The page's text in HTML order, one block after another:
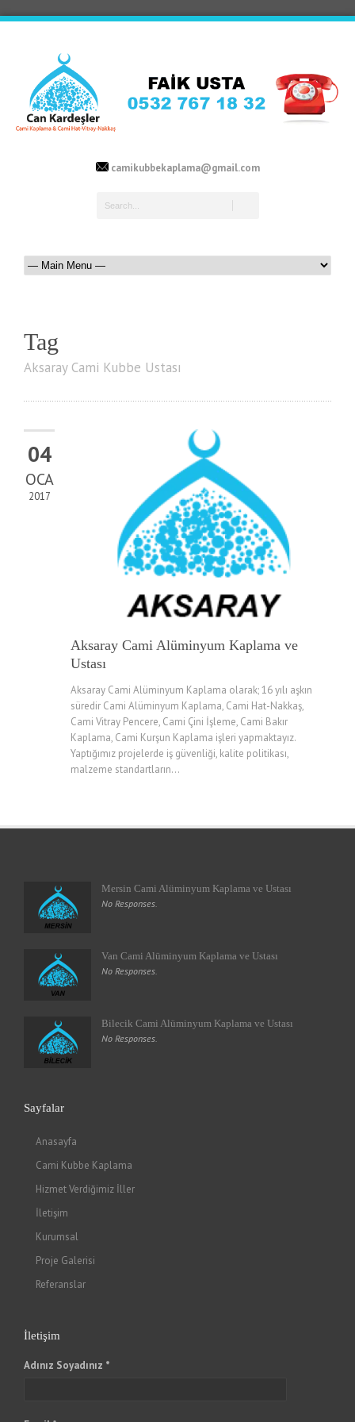
camikubbekaplama@gmail.com
Tag
Aksaray Cami Kubbe Ustası
04
OCA
2017
Aksaray Cami Alüminyum Kaplama ve
Ustası
Aksaray Cami Alüminyum Kaplama olarak; 16 yılı aşkın
süredir Cami Alüminyum Kaplama, Cami Hat-Nakkaş,
Cami Vitray Pencere, Cami Çini İşleme, Cami Bakır
Kaplama, Cami Kurşun Kaplama işleri yapmaktayız.
Yaptığımız projelerde iş güvenliği, kalite politikası,
malzeme standartların...
Mersin Cami Alüminyum Kaplama ve Ustası
No Responses.
Van Cami Alüminyum Kaplama ve Ustası
No Responses.
Bilecik Cami Alüminyum Kaplama ve Ustası
No Responses.
Sayfalar
Anasayfa
Cami Kubbe Kaplama
Hizmet Verdiğimiz İller
İletişim
Kurumsal
Proje Galerisi
Referanslar
İletişim
Adınız Soyadınız *